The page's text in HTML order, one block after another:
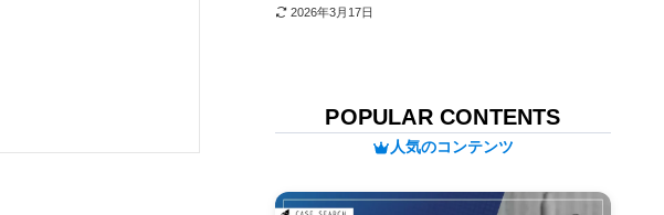
2026年3月17日
POPULAR CONTENTS
人気のコンテンツ